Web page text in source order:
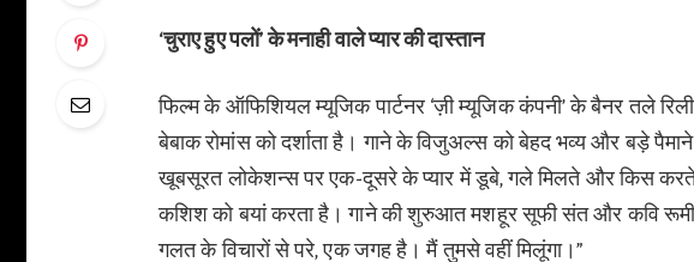
‘चुराए हुए पलों’ के मनाही वाले प्यार की दास्तान
फिल्म के ऑफिशियल म्यूजिक पार्टनर ‘ज़ी म्यूजिक कंपनी’ के बैनर तले
बेबाक रोमांस को दर्शाता है। गाने के विजुअल्स को बेहद भव्य और बड़े
खूबसूरत लोकेशन्स पर एक-दूसरे के प्यार में डूबे, गले मिलते और किस करते
कशिश को बयां करता है।गाने की शुरुआत मशहूर सूफी संत और कवि
गलत के विचारों से परे, एक जगह है। मैं तुमसे वहीं मिलूंगा।”